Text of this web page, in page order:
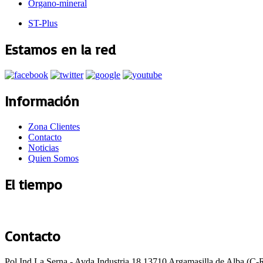
Organo-mineral
ST-Plus
Estamos en la red
Información
Zona Clientes
Contacto
Noticias
Quien Somos
El tiempo
Contacto